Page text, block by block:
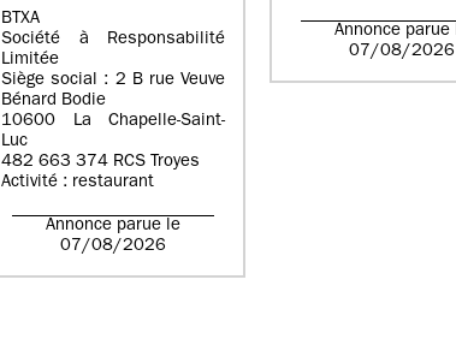
BTXA
Société à Responsabilité
Limitée
Siège social : 2 B rue Veuve
Bénard Bodie
10600 La Chapelle-Saint-
Luc
482 663 374 RCS Troyes
Activité : restaurant
Annonce parue le
07/08/2026
Annonce parue
07/08/2026